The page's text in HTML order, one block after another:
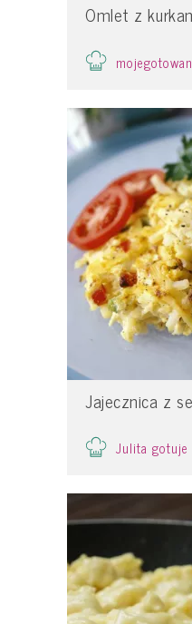
Omlet z
Jajecznica z
Julita gotuje